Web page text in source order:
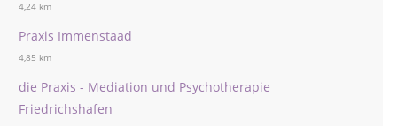
4,24 km
Praxis Immenstaad
4,85 km
die Praxis - Mediation und Psychotherapie
Friedrichshafen